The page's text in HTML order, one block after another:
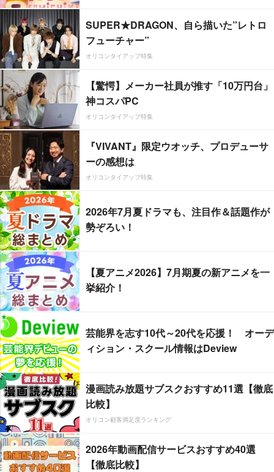
SUPER★DRAGON、自ら描いた”レトロ
フューチャー”
オリコンタイアップ特集
【驚愕】メーカー社員が推す「10万円台」
神コスパPC
オリコンタイアップ特集
『VIVANT』限定ウオッチ、プロデューサ
ーの感想は
オリコンタイアップ特集
2026年7月夏ドラマも、注目作＆話題作が
勢ぞろい！
【夏アニメ2026】7月期夏の新アニメを一
挙紹介！
芸能界を志す10代～20代を応援！ オーデ
ィション・スクール情報はDeview
漫画読み放題サブスクおすすめ11選【徹底
比較】
オリコン顧客満足度ランキング
2026年動画配信サービスおすすめ40選
【徹底比較】